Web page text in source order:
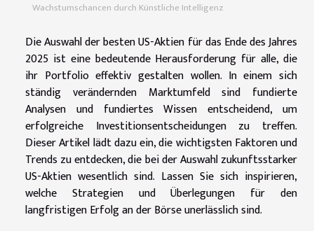
Wachstumschancen durch Künstliche Intelligenz
Die Auswahl der besten US-Aktien für das Ende des Jahres
2025 ist eine bedeutende Herausforderung für alle, die
ihr Portfolio effektiv gestalten wollen. In einem sich
ständig verändernden Marktumfeld sind fundierte
Analysen und fundiertes Wissen entscheidend, um
erfolgreiche Investitionsentscheidungen zu treffen.
Dieser Artikel lädt dazu ein, die wichtigsten Faktoren und
Trends zu entdecken, die bei der Auswahl zukunftsstarker
US-Aktien wesentlich sind. Lassen Sie sich inspirieren,
welche Strategien und Überlegungen für den
langfristigen Erfolg an der Börse unerlässlich sind.